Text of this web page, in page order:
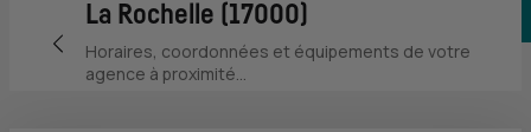
Retour vers la page précédente
La Rochelle (17000)
Horaires, coordonnées et équipements de votre
agence à proximité...